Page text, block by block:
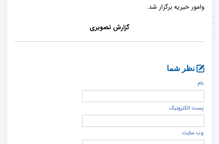
وامور خیریه برگزار شد.
گزارش تصویری
نظر شما
نام
پست الكترونيک
وب سایت